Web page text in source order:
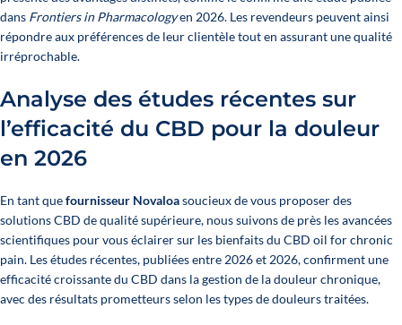
dans Frontiers in Pharmacologyen 2026. Les revendeurs peuvent ainsi
répondre aux préférences de leur clientèle tout en assurant une qualité
irréprochable.
Analyse des études récentes sur
l’efficacité du CBD pour la douleur
en 2026
En tant quefournisseur Novaloasoucieux de vous proposer des
solutions CBD de qualité supérieure, nous suivons de près les avancées
scientifiques pour vous éclairer sur les bienfaits du CBD oil for chronic
pain. Les études récentes, publiées entre 2026 et 2026, confirment une
efficacité croissante du CBD dans la gestion de la douleur chronique,
avec des résultats prometteurs selon les types de douleurs traitées.